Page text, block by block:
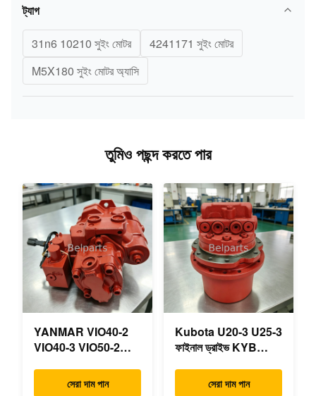
ট্যাগ
31n6 10210 সুইং মোটর
4241171 সুইং মোটর
M5X180 সুইং মোটর অ্যাসি
তুমিও পছন্দ করতে পার
YANMAR VIO40-2
VIO40-3 VIO50-2
VIO55-3 প্রধান
সেরা দাম পান
Kubota U20-3 U25-3
ফাইনাল ড্রাইভ KYB
OEM ভ্রমণ মোটর
সেরা দাম পান